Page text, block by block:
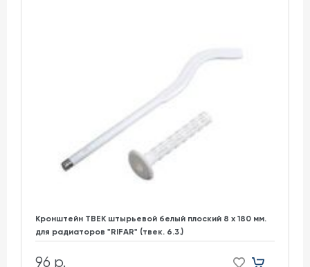
Кронштейн ТВЕК штырьевой белый плоский 8 х 180 мм.
для радиаторов "RIFAR" (твек. 6.3.)
96 р.